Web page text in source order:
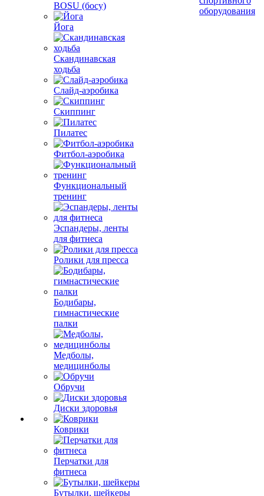
BOSU (босу)
Йога
Скандинавская
ходьба
Слайд-аэробика
Скиппинг
Пилатес
Фитбол-аэробика
Функциональный
тренинг
Эспандеры, ленты
для фитнеса
Ролики для пресса
Бодибары,
гимнастические
палки
Медболы,
медицинболы
Обручи
Диски здоровья
Коврики
Перчатки для
фитнеса
Бутылки, шейкеры
оборудования